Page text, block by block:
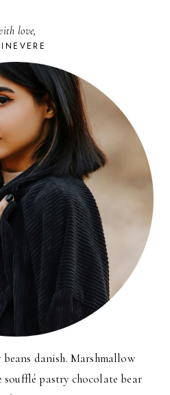
love,
danish. Marshmallow
soufflé pastry chocolate bear